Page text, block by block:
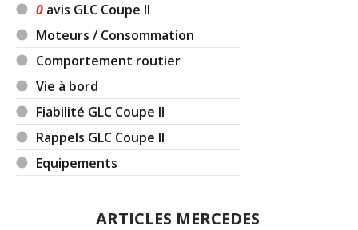
0 avis GLC Coupe II
Moteurs / Consommation
Comportement routier
Vie à bord
Fiabilité GLC Coupe II
Rappels GLC Coupe II
Equipements
ARTICLES MERCEDES